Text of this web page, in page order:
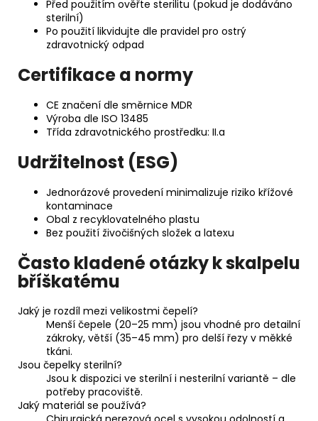
Před použitím ověřte sterilitu (pokud je dodáváno
sterilní)
Po použití likvidujte dle pravidel pro ostrý
zdravotnický odpad
Certifikace a normy
CE značení dle směrnice MDR
Výroba dle ISO 13485
Třída zdravotnického prostředku: II.a
Udržitelnost (ESG)
Jednorázové provedení minimalizuje riziko křížové
kontaminace
Obal z recyklovatelného plastu
Bez použití živočišných složek a latexu
Často kladené otázky k skalpelu
bříškatému
Jaký je rozdíl mezi velikostmi čepelí?
Menší čepele (20–25 mm) jsou vhodné pro detailní
zákroky, větší (35–45 mm) pro delší řezy v měkké
tkáni.
Jsou čepelky sterilní?
Jsou k dispozici ve sterilní i nesterilní variantě – dle
potřeby pracoviště.
Jaký materiál se používá?